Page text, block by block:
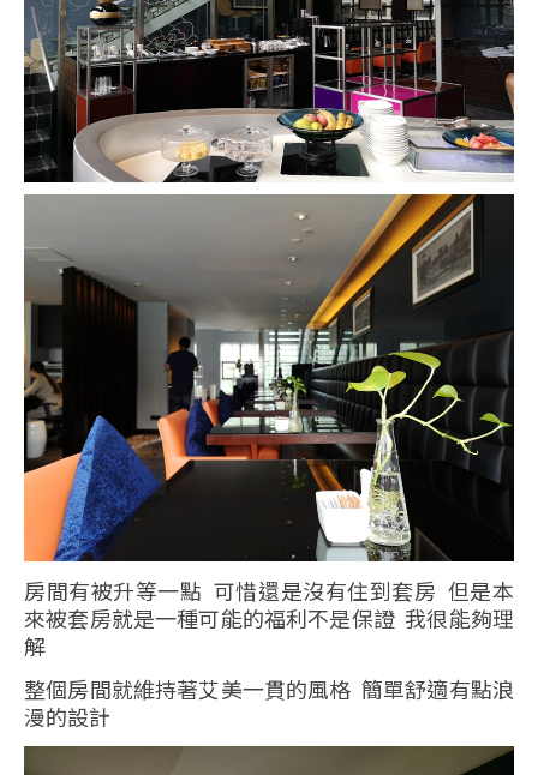
房間有被升等一點 可惜還是沒有住到套房 但是本
來被套房就是一種可能的福利不是保證 我很能夠理
解
整個房間就維持著艾美一貫的風格 簡單舒適有點浪
漫的設計